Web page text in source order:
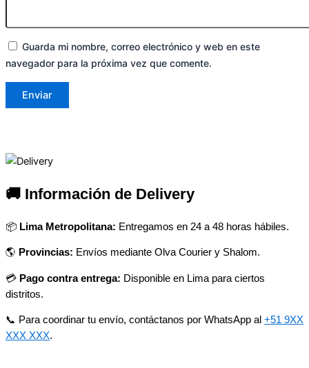
Guarda mi nombre, correo electrónico y web en este
navegador para la próxima vez que comente.
🚚 Información de Delivery
📦 Lima Metropolitana: Entregamos en 24 a 48 horas hábiles.
🌎 Provincias: Envíos mediante Olva Courier y Shalom.
💳 Pago contra entrega: Disponible en Lima para ciertos
distritos.
📞 Para coordinar tu envío, contáctanos por WhatsApp al +51 9XX
XXX XXX.